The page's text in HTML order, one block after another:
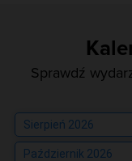
Sprawdź
Sierpień 2026
Październik 2026